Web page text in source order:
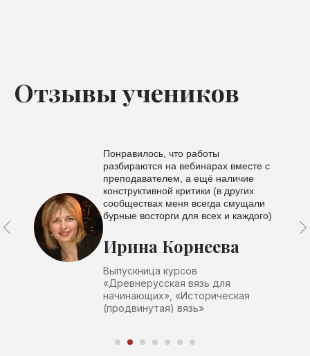
Отзывы учеников
Понравилось, что работы
разбираются на вебинарах вместе с
преподавателем, а ещё наличие
конструктивной критики (в других
сообществах меня всегда смущали
бурные восторги для всех и каждого)
Ирина Корнеева
Выпускница курсов
«Древнерусская вязь для
начинающих», «Историческая
(продвинутая) вязь»